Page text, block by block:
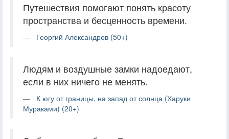
Путешествия помогают понять красоту
пространства и бесценность времени.
Георгий Александров (50+)
Людям и воздушные замки надоедают,
если в них ничего не менять.
К югу от границы, на запад от солнца (Харуки
Мураками) (20+)